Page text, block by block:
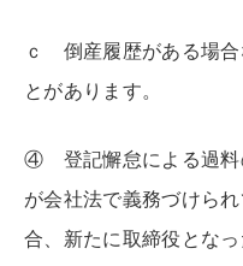
ｃ 倒産履歴がある場合
とがあります。
④ 登記懈怠による過料
が会社法で義務づけら
合、新たに取締役とな